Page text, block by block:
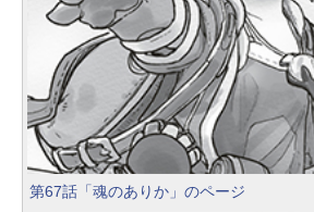
第67話「魂のありか」のページ